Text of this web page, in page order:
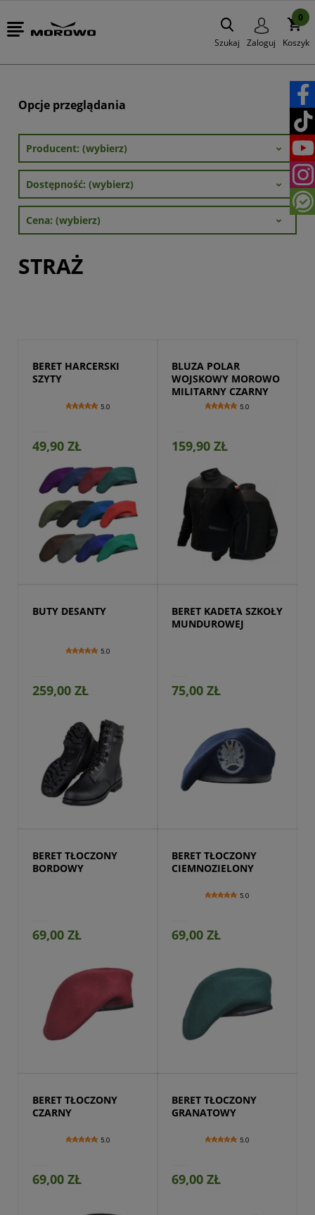
Szukaj Zaloguj Koszyk
0
Opcje przeglądania
Producent: (wybierz)
Dostępność: (wybierz)
Cena: (wybierz)
STRAŻ
BERET HARCERSKI
SZYTY
5.0
49,90 ZŁ
BLUZA POLAR
WOJSKOWY MOROWO
MILITARNY CZARNY
5.0
159,90 ZŁ
Przejdź do produktu
BUTY DESANTY
5.0
259,00 ZŁ
BERET KADETA SZKOŁY
MUNDUROWEJ
75,00 ZŁ
Przejdź do produktu
BERET TŁOCZONY
BORDOWY
69,00 ZŁ
BERET TŁOCZONY
CIEMNOZIELONY
5.0
69,00 ZŁ
BERET TŁOCZONY
CZARNY
5.0
69,00 ZŁ
BERET TŁOCZONY
GRANATOWY
5.0
69,00 ZŁ